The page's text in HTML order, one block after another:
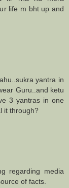
life m bht up and
yantra in
Guru..and ketu
3 yantras in one
it through?
regarding media
of facts.